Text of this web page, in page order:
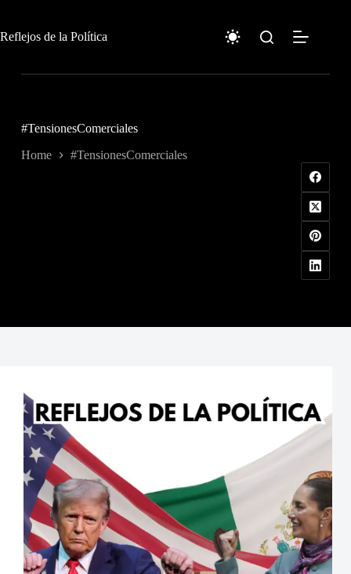
content
Reflejos de la Política
#TensionesComerciales
Home #TensionesComerciales